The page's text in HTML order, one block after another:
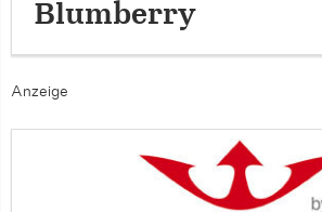
Blumberry
Anzeige